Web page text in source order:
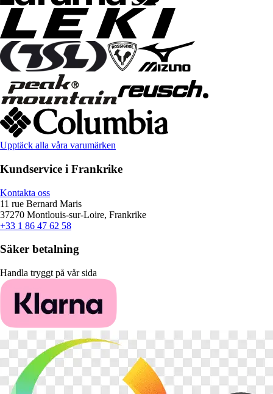
Upptäck alla våra varumärken
Kundservice i Frankrike
Kontakta oss
11 rue Bernard Maris
37270 Montlouis-sur-Loire, Frankrike
+33 1 86 47 62 58
Säker betalning
Handla tryggt på vår sida